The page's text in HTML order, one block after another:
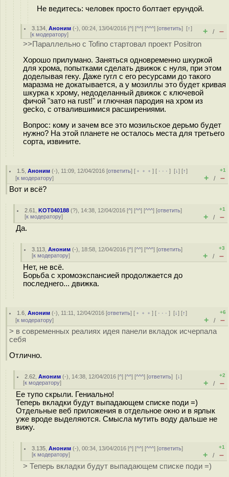
Не ведитесь: человек просто болтает ерундой.
3.134 ,Аноним (-), 00:24, 13/04/2016 [^] [^^] [^^^] [ответить][↑]
[к модератору] + / –
>>Параллельно с Tofino стартовал проект Positron
Хорошо прилумано. Заняться одновременно шкуркой
для хрома, попытками сделать движок с нуля, при этом
доделывая геку. Даже гугл с его ресурсами до такого
маразма не докатывается, а у мозиллы это будет кривая
шкурка к хрому, недоделанный движок с ключевой
фичой "зато на rust!" и глючная пародия на хром из
gecko, с отвалившимися расширениями.
Вопрос: кому и зачем все это мозильское дерьмо будет
нужно? На этой планете не осталось места для третьего
сорта, извините.
1.5 ,Аноним (-), 11:09, 12/04/2016 [ответить] [ ﹢﹢﹢] [ · · ·][↓] [↑]
[к модератору]
+1
+ / –
Вот и всё?
2.61 ,KOT040188 (?), 14:38, 12/04/2016 [^] [^^] [^^^] [ответить]
[к модератору]
+1
+ / –
Да.
3.113 ,Аноним (-), 18:58, 12/04/2016 [^] [^^] [^^^] [ответить]
[к модератору]
+3
+ / –
Нет, не всё.
Борьба с хромоэкспансией продолжается до
последнего... движка.
1.6 ,Аноним (-), 11:11, 12/04/2016 [ответить] [ ﹢﹢﹢] [ · · ·][↓] [↑]
[к модератору]
+6
+ / –
> в современных реалиях идея панели вкладок исчерпала
себя
Отлично.
2.62 ,Аноним (-), 14:38, 12/04/2016 [^] [^^] [^^^] [ответить][↓]
[к модератору]
+2
+ / –
Ее тупо скрыли. Гениально!
Теперь вкладки будут выпадающем списке поди =)
Отдельные веб приложения в отдельное окно и в ярлык
уже вроде выделяются. Смысла мутить воду дальше не
вижу.
3.135 ,Аноним (-), 00:34, 13/04/2016 [^] [^^] [^^^] [ответить]
[к модератору]
+1
+ / –
> Теперь вкладки будут выпадающем списке поди =)